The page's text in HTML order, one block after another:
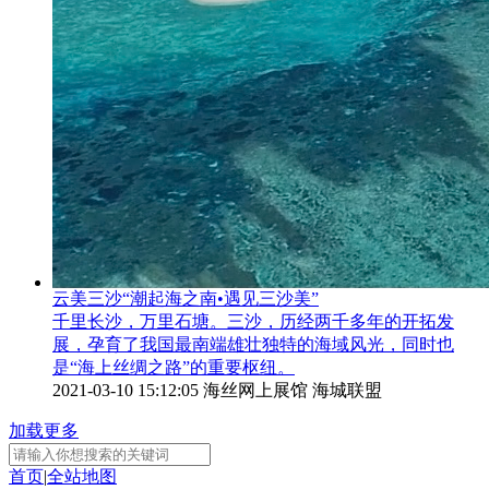
云美三沙“潮起海之南•遇见三沙美”
千里长沙，万里石塘。三沙，历经两千多年的开拓发
展，孕育了我国最南端雄壮独特的海域风光，同时也
是“海上丝绸之路”的重要枢纽。
2021-03-10 15:12:05 海丝网上展馆 海城联盟
加载更多
首页|全站地图